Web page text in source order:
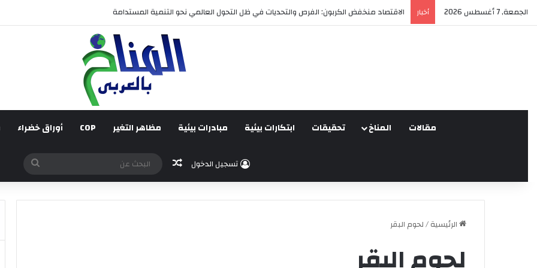
الجمعة, 7 أغسطس 2026 أخبار العدالة البيئية في المغرب: نحو نموذج جديد قائم على جبر الضرر، دراسة تحليلية.
مقالات المناخ تحقيقات ابتكارات بيئية مبادرات بيئية مظاهر التغير COP أوراق خضراء
تسجيل الدخول مقال عشوائي
عن
الرئيسية/لحوم البقر